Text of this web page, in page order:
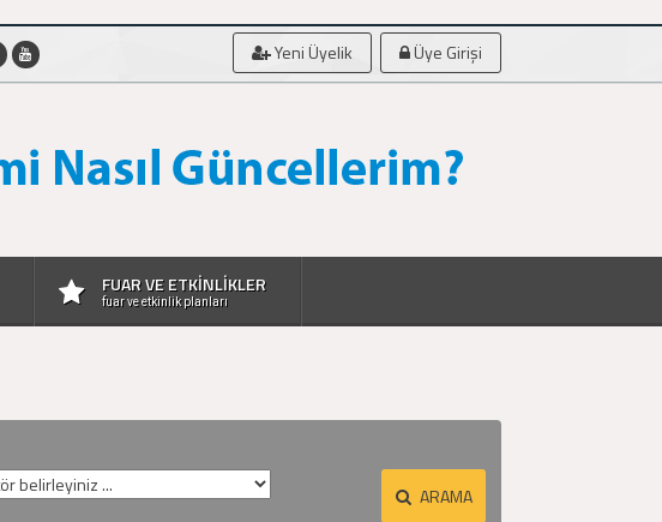
Yeni Üyelik Üye Girişi
FUAR VE ETKİNLİKLER
fuar ve etkinlik planları
ARAMA